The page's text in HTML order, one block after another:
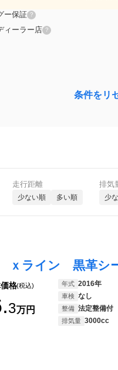
ー保証 ?
ィーラー店 ?
条件をリ
走行距離
少ない順 多い順
排気
少
格(税込)
3万円
年式 2016年
車検 なし
整備 法定整備付
排気量 3000cc